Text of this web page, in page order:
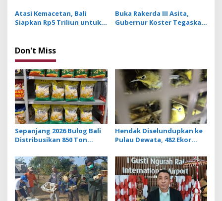
o
Berbasis SpeedID saat IBTK
Agung Pecalang Bali 2025
Atasi Kemacetan, Bali
Siapkan Rp5 Triliun untuk
Buka Rakerda III Asita,
Gubernur Koster Tegaskan
Don't Miss
Sepanjang 2026 Bulog Bali
Distribusikan 850 Ton
Ritel Moderen
Hendak Diselundupkan ke
Pulau Dewata, 482 Ekor
Diamankan Karantina Bali